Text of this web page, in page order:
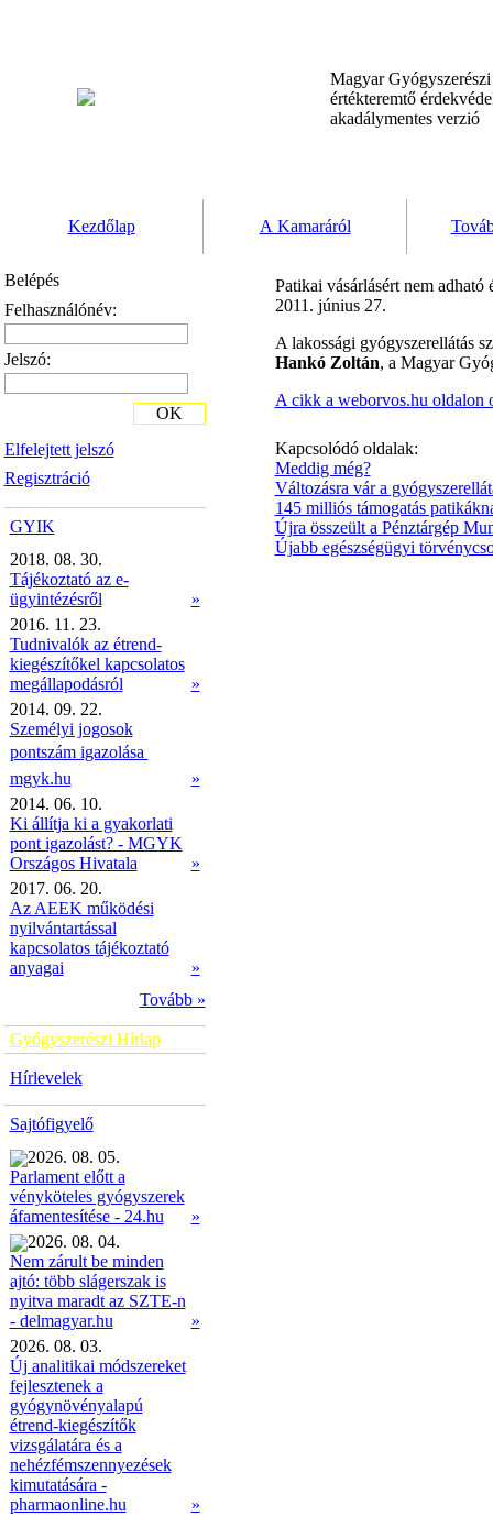
Magyar
értékteremtő
akadálymentes verzió
Kezdőlap A Kamaráról
Belépés
Felhasználónév:
Jelszó:
Elfelejtett jelszó
Regisztráció
OK
GYIK
2018. 08. 30.
Tájékoztató az e-
ügyintézésről
»
2016. 11. 23.
Tudnivalók az étrend-
kiegészítőkel kapcsolatos
megállapodásról
»
2014. 09. 22.
Személyi jogosok
pontszám igazolása 
mgyk.hu
»
2014. 06. 10.
Ki állítja ki a gyakorlati
pont igazolást? - MGYK
Országos Hivatala
»
2017. 06. 20.
Az AEEK működési
nyilvántartással
kapcsolatos tájékoztató
anyagai
»
Tovább »
Gyógyszerészi Hírlap
Hírlevelek
Sajtófigyelő
2026. 08. 05.
Parlament előtt a
vényköteles gyógyszerek
áfamentesítése - 24.hu
»
2026. 08. 04.
Nem zárult be minden
ajtó: több slágerszak is
nyitva maradt az SZTE-n
- delmagyar.hu
»
2026. 08. 03.
Új analitikai módszereket
fejlesztenek a
gyógynövényalapú
étrend-kiegészítők
vizsgálatára és a
nehézfémszennyezések
kimutatására -
pharmaonline.hu
»
Patikai vásárlásért nem
2011. június 27.
A lakossági gyógyszerellátás
Hankó Zoltán, a Magyar
A cikk a weborvos.hu oldalon
Kapcsolódó oldalak:
Meddig még?
Változásra vár a
145 milliós támogatás
Újra összeült a Pénztárgép
Újabb egészségügyi